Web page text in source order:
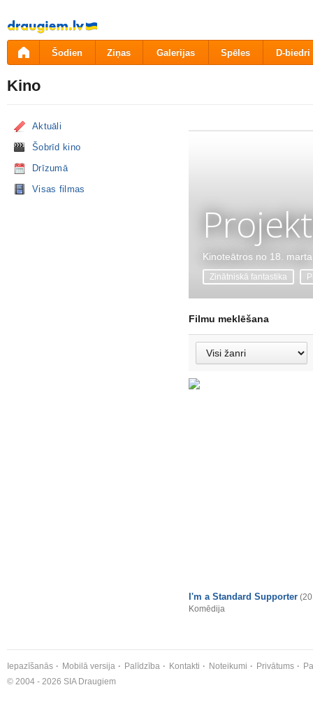
Pāriet
uz
saturu
Šodien Ziņas Galerijas Spēles D-biedri
Kino
Aktuāli
Šobrīd kino
Drīzumā
Visas filmas
Kinoteātros no 18. marta
Zinātniskā fantastika
Filmu meklēšana
I'm a Standard Supporter
Komēdija
Iepazīšanās Mobilā versija Palīdzība Kontakti Noteikumi Privātums
© 2004 - 2026 SIA Draugiem